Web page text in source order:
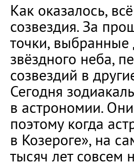
Как оказалось,
созвездия. За
точки, выбранные
звёздного неба,
созвездий в
Сегодня
в астрономии.
поэтому когда
в Козероге», на
тысяч лет совсем